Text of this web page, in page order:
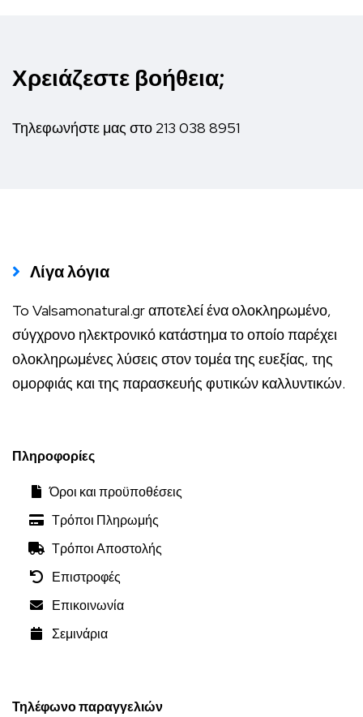
Χρειάζεστε βοήθεια;
Τηλεφωνήστε μας στο 213 038 8951
Λίγα λόγια
To Valsamonatural.gr αποτελεί ένα ολοκληρωμένο,
σύγχρονο ηλεκτρονικό κατάστημα το οποίο παρέχει
ολοκληρωμένες λύσεις στον τομέα της ευεξίας, της
ομορφιάς και της παρασκευής φυτικών καλλυντικών.
Πληροφορίες
Όροι και προϋποθέσεις
Τρόποι Πληρωμής
Τρόποι Αποστολής
Επιστροφές
Επικοινωνία
Σεμινάρια
Τηλέφωνο παραγγελιών